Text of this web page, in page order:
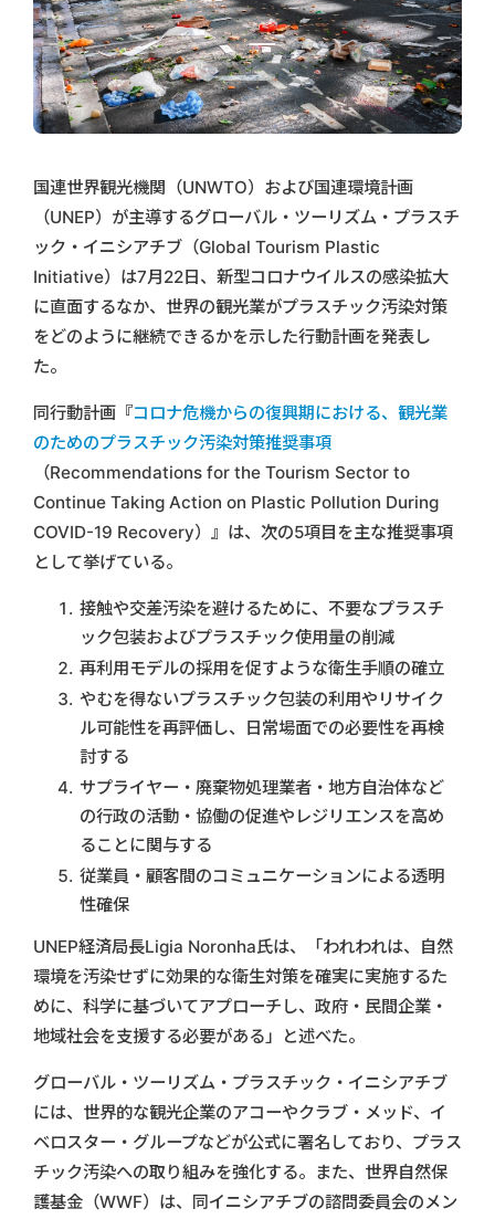
国連世界観光機関（UNWTO）および国連環境計画
（UNEP）が主導するグローバル・ツーリズム・プラスチ
ック・イニシアチブ（Global Tourism Plastic
Initiative）は7月22日、新型コロナウイルスの感染拡大
に直面するなか、世界の観光業がプラスチック汚染対策
をどのように継続できるかを示した行動計画を発表し
た。
同行動計画『コロナ危機からの復興期における、観光業
のためのプラスチック汚染対策推奨事項
（Recommendations for the Tourism Sector to
Continue Taking Action on Plastic Pollution During
COVID-19 Recovery）』は、次の5項目を主な推奨事項
として挙げている。
接触や交差汚染を避けるために、不要なプラスチ
ック包装およびプラスチック使用量の削減
再利用モデルの採用を促すような衛生手順の確立
やむを得ないプラスチック包装の利用やリサイク
ル可能性を再評価し、日常場面での必要性を再検
討する
サプライヤー・廃棄物処理業者・地方自治体など
の行政の活動・協働の促進やレジリエンスを高め
ることに関与する
従業員・顧客間のコミュニケーションによる透明
性確保
UNEP経済局長Ligia Noronha氏は、「われわれは、自然
環境を汚染せずに効果的な衛生対策を確実に実施するた
めに、科学に基づいてアプローチし、政府・民間企業・
地域社会を支援する必要がある」と述べた。
グローバル・ツーリズム・プラスチック・イニシアチブ
には、世界的な観光企業のアコーやクラブ・メッド、イ
ベロスター・グループなどが公式に署名しており、プラス
チック汚染への取り組みを強化する。また、世界自然保
護基金（WWF）は、同イニシアチブの諮問委員会のメン